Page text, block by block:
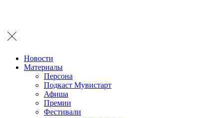
Новости
Материалы
Персона
Подкаст Мувистарт
Афиша
Премии
Фестивали